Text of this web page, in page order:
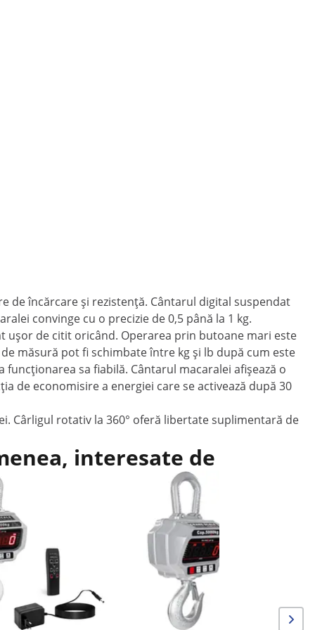
de încărcare și rezistență. Cântarul digital suspendat
convinge cu o precizie de 0,5 până la 1 kg.
ușor de citit oricând. Operarea prin butoane mari este
măsură pot fi schimbate între kg și lb după cum este
sa fiabilă. Cântarul macaralei afișează o
de economisire a energiei care se activează după 30
Cârligul rotativ la 360° oferă libertate suplimentară de
interesate de